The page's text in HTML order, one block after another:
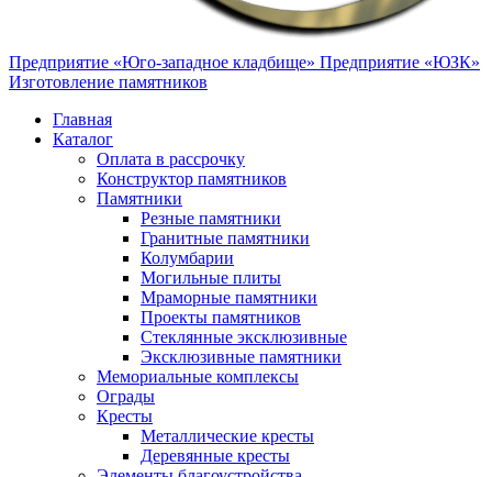
Предприятие «Юго-западное кладбище» Предприятие «ЮЗК»
Изготовление памятников
Главная
Каталог
Оплата в рассрочку
Конструктор памятников
Памятники
Резные памятники
Гранитные памятники
Колумбарии
Могильные плиты
Мраморные памятники
Проекты памятников
Стеклянные эксклюзивные
Эксклюзивные памятники
Мемориальные комплексы
Ограды
Кресты
Металлические кресты
Деревянные кресты